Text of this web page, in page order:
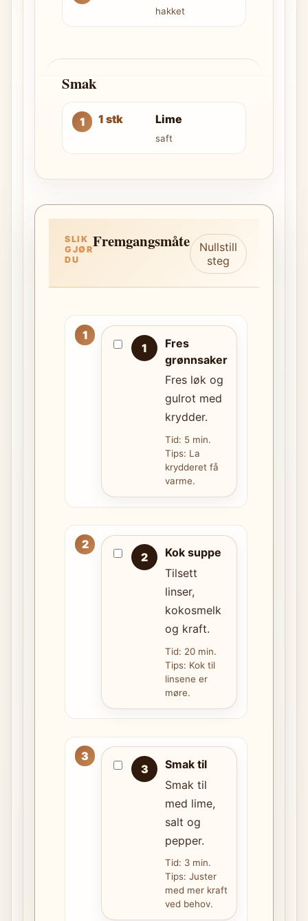
hakket
Smak
1 stk Lime
saft
SLIK
GJØR
DU
Fremgangsmåte
Nullstill
steg
1
Fres
grønnsaker
Fres løk og
gulrot med
krydder.
Tid: 5 min.
Tips: La
krydderet få
varme.
2
Kok suppe
Tilsett
linser,
kokosmelk
og kraft.
Tid: 20 min.
Tips: Kok til
linsene er
møre.
3
Smak til
Smak til
med lime,
salt og
pepper.
Tid: 3 min.
Tips: Juster
med mer kraft
ved behov.